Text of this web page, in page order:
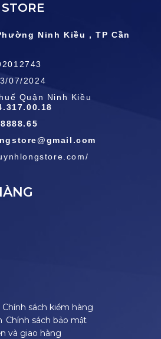
Ninh Kiều , TP Cần
07/2024
Quận Ninh Kiều
Chính sách kiểm hàng
Chính sách bảo mật
và giao hàng